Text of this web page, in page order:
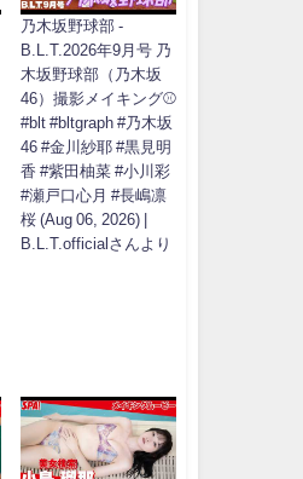
乃木坂野球部 -
B.L.T.2026年9月号 乃
木坂野球部（乃木坂
46）撮影メイキング⚾️
#blt #bltgraph #乃木坂
46 #金川紗耶 #黒見明
香 #紫田柚菜 #小川彩
#瀬戸口心月 #長嶋凛
桜 (Aug 06, 2026) |
B.L.T.officialさんより